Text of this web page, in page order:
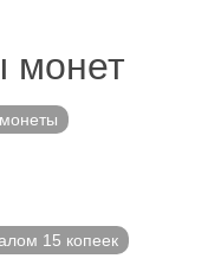
монет
15 копеек